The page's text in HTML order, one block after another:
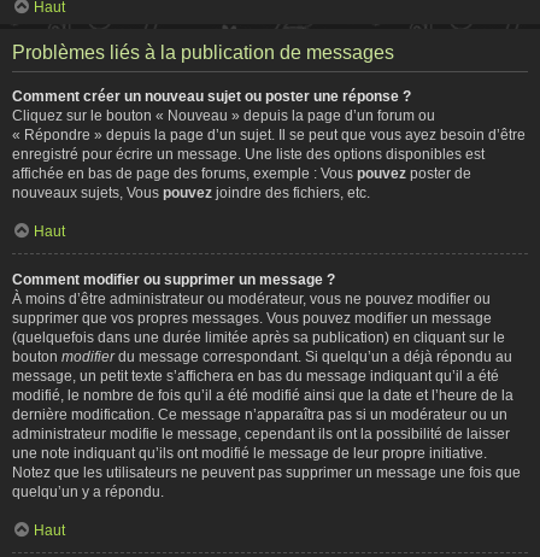
Haut
Problèmes liés à la publication de messages
Comment créer un nouveau sujet ou poster une réponse ?
Cliquez sur le bouton « Nouveau » depuis la page d’un forum ou
« Répondre » depuis la page d’un sujet. Il se peut que vous ayez besoin d’être
enregistré pour écrire un message. Une liste des options disponibles est
affichée en bas de page des forums, exemple : Vous pouvez poster de
nouveaux sujets, Vous pouvez joindre des fichiers, etc.
Haut
Comment modifier ou supprimer un message ?
À moins d’être administrateur ou modérateur, vous ne pouvez modifier ou
supprimer que vos propres messages. Vous pouvez modifier un message
(quelquefois dans une durée limitée après sa publication) en cliquant sur le
bouton modifierdu message correspondant. Si quelqu’un a déjà répondu au
message, un petit texte s’affichera en bas du message indiquant qu’il a été
modifié, le nombre de fois qu’il a été modifié ainsi que la date et l’heure de la
dernière modification. Ce message n’apparaîtra pas si un modérateur ou un
administrateur modifie le message, cependant ils ont la possibilité de laisser
une note indiquant qu’ils ont modifié le message de leur propre initiative.
Notez que les utilisateurs ne peuvent pas supprimer un message une fois que
quelqu’un y a répondu.
Haut